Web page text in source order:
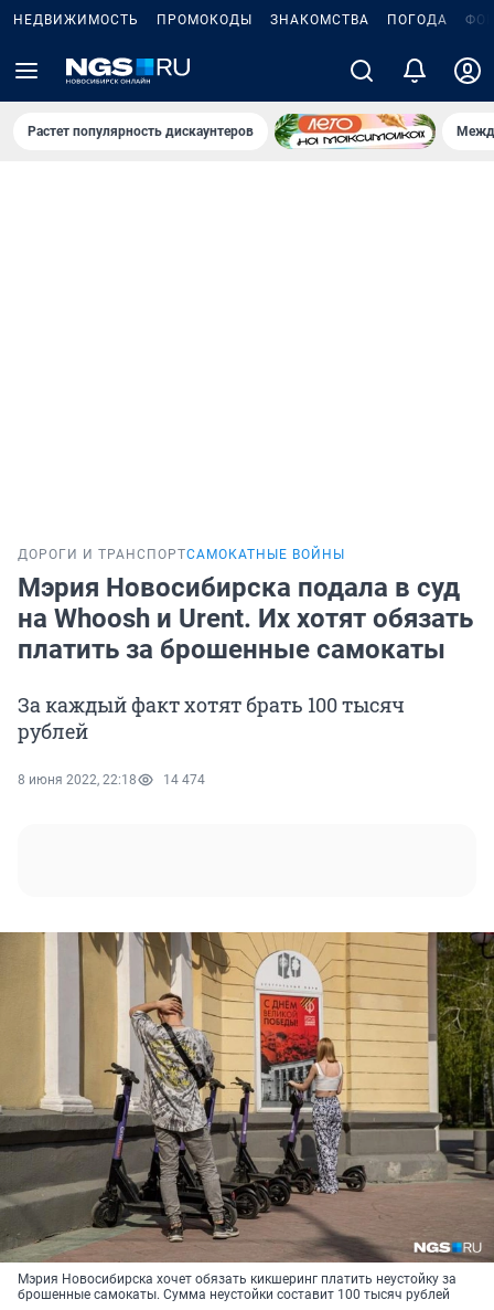
НЕДВИЖИМОСТЬ ПРОМОКОДЫ ЗНАКОМСТВА ПОГОДА
Растет популярность дискаунтеров
ДОРОГИ И ТРАНСПОРТСАМОКАТНЫЕ ВОЙНЫ
Мэрия Новосибирска подала в суд
на Whoosh и Urent. Их хотят обязать
платить за брошенные самокаты
За каждый факт хотят брать 100 тысяч
рублей
8 июня 2022, 22:18 14 474
Мэрия Новосибирска хочет обязать кикшеринг платить неустойку за
брошенные самокаты. Сумма неустойки составит 100 тысяч рублей